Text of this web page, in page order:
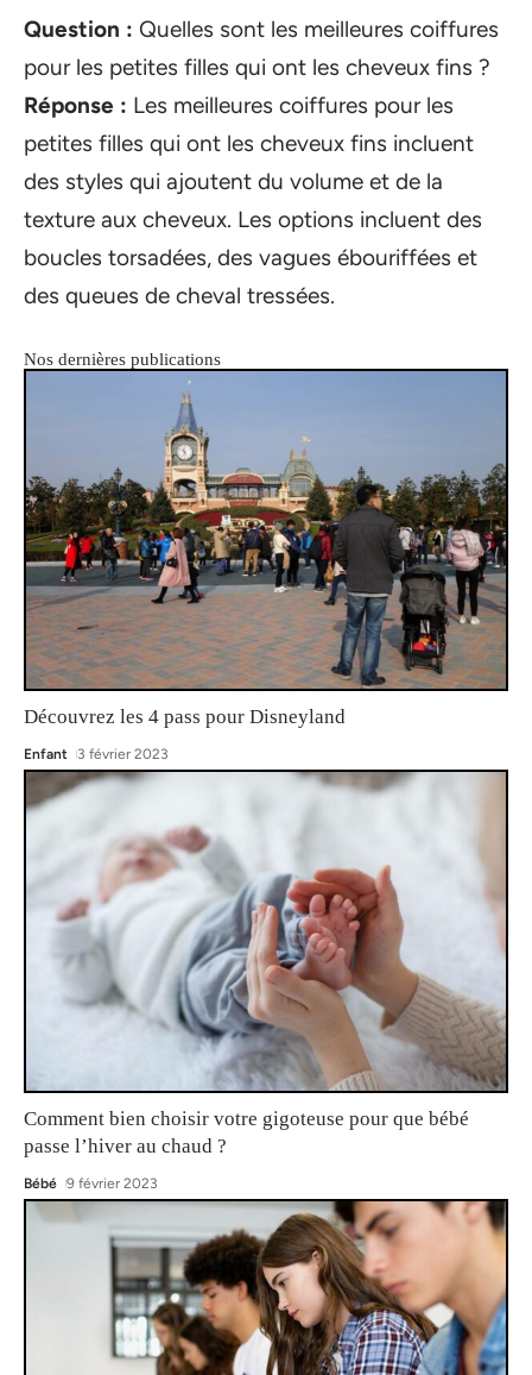
Question : Quelles sont les meilleures coiffures
pour les petites filles qui ont les cheveux fins ?
Réponse : Les meilleures coiffures pour les
petites filles qui ont les cheveux fins incluent
des styles qui ajoutent du volume et de la
texture aux cheveux. Les options incluent des
boucles torsadées, des vagues ébouriffées et
des queues de cheval tressées.
Nos dernières publications
Découvrez les 4 pass pour Disneyland
Enfant 3 février 2023
Comment bien choisir votre gigoteuse pour que bébé
passe l’hiver au chaud ?
Bébé 9 février 2023